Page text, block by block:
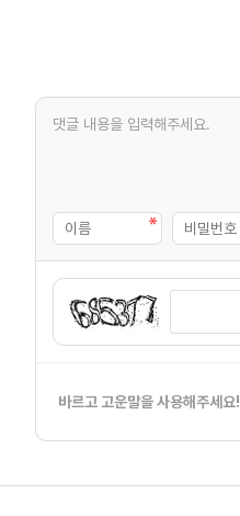
바르고 고운말을 사용해주세요!